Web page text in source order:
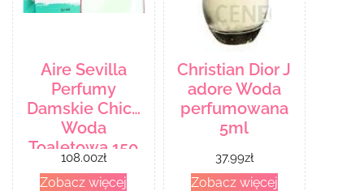
Aire Sevilla
Perfumy
Damskie Chic…
Woda
Toaletowa 150
Ml
108.00zł
Zobacz więcej
Christian Dior J
adore Woda
perfumowana
5ml
37.99zł
Zobacz więcej